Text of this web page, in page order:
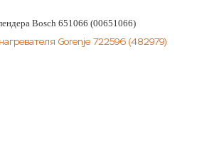
Bosch 651066 (00651066)